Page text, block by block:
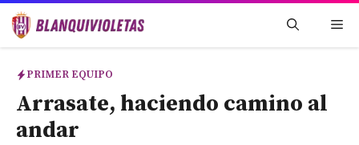
Saltar
PRIMER EQUIPO
Arrasate, haciendo camino al
andar